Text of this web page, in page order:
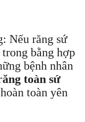
Nếu răng sứ
bằng hợp
bệnh nhân
toàn sứ
toàn yên